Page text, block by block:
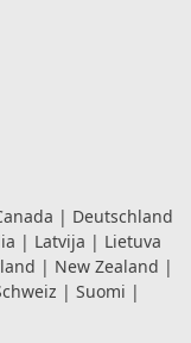
| Deutschland
| Latvija | Lietuva
| New Zealand |
| Suomi |